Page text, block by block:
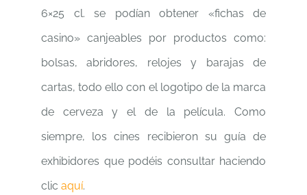
6×25 cl. se podían obtener «fichas de
casino» canjeables por productos como:
bolsas, abridores, relojes y barajas de
cartas, todo ello con el logotipo de la marca
de cerveza y el de la película. Como
siempre, los cines recibieron su guía de
exhibidores que podéis consultar haciendo
clic aquí.